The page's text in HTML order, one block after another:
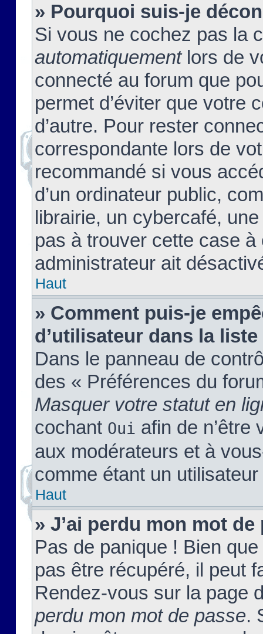
» Pourquoi suis-je
Si vous ne cochez pas la
automatiquementlors de
connecté au forum que
permet d’éviter que votre
d’autre. Pour rester
correspondante lors de
recommandé si vous
d’un ordinateur public,
librairie, un cybercafé,
pas à trouver cette case à
administrateur ait
Haut
» Comment puis-je
d’utilisateur dans la
Dans le panneau de
des « Préférences du
Masquer votre statut en
cochant Oui afin de n’être
aux modérateurs et à
comme étant un
Haut
» J’ai perdu mon mot de
Pas de panique ! Bien
pas être récupéré, il peut
Rendez-vous sur la page
perdu mon mot de passe.